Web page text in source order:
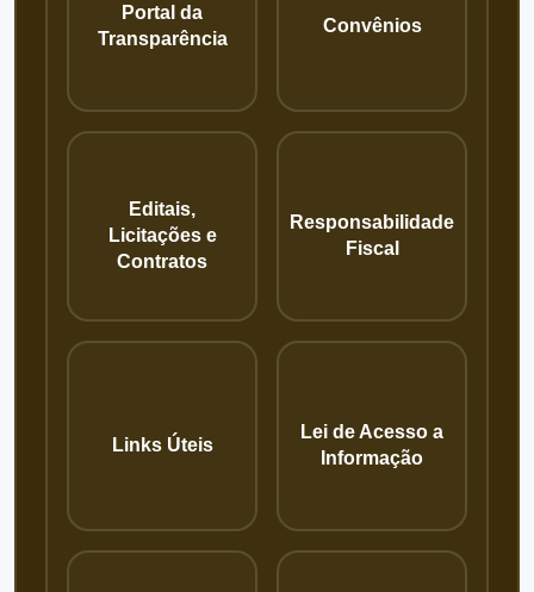
Portal da
Transparência
Convênios
Editais,
Licitações e
Contratos
Responsabilidade
Fiscal
Links Úteis
Lei de Acesso a
Informação